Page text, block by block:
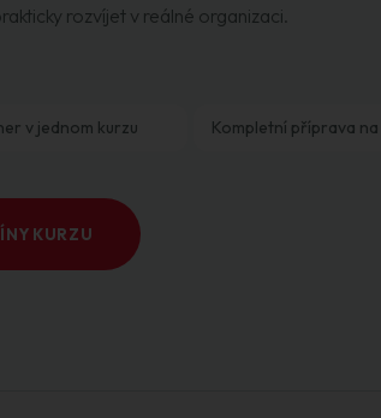
rozvíjet v reálné organizaci.
v jednom kurzu Kompletní příprava
KURZU